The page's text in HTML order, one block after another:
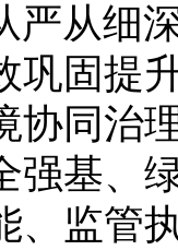
严从细
巩固提
协同治
强基、
、监管